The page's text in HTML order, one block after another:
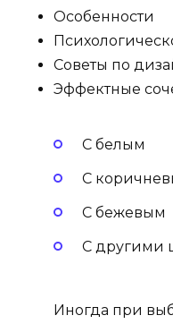
Особенности
Советы по
Эффектные
С белым
С
С бежевым
С другими
Иногда при